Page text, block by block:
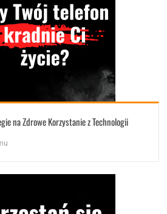
na Zdrowe Korzystanie z Technologii